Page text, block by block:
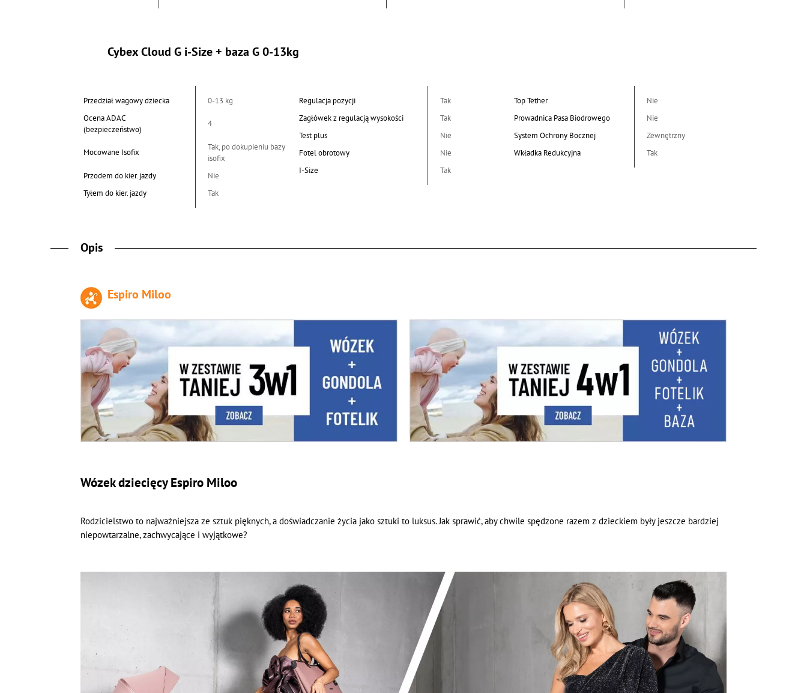
Cybex Cloud G i-Size + baza G 0-13kg
Przedział wagowy dziecka
0-13 kg
Ocena ADAC
(bezpieczeństwo)
4
Mocowane Isofix
Tak, po dokupieniu bazy
isofix
Przodem do kier. jazdy
Nie
Tyłem do kier. jazdy
Tak
Regulacja pozycji
Tak
Zagłówek z regulacją wysokości
Tak
Test plus
Nie
Fotel obrotowy
Nie
I-Size
Tak
Top Tether
Nie
Prowadnica Pasa Biodrowego
Nie
System Ochrony Bocznej
Zewnętrzny
Wkładka Redukcyjna
Tak
Opis
Espiro Miloo
Wózek dziecięcy Espiro Miloo
Rodzicielstwo to najważniejsza ze sztuk pięknych, a doświadczanie życia jako sztuki to luksus. Jak sprawić, aby chwile spędzone razem z dzieckiem były jeszcze bardziej
niepowtarzalne, zachwycające i wyjątkowe?